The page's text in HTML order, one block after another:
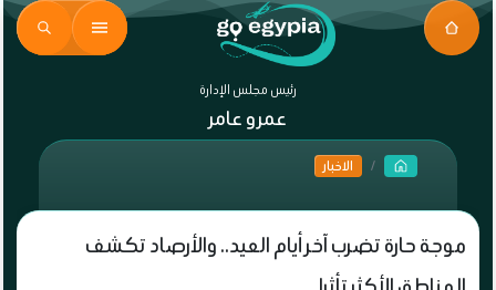
رئيس مجلس الإدارة
عمرو عامر
الاخبار
موجة حارة تضرب آخر أيام العيد.. والأرصاد تكشف